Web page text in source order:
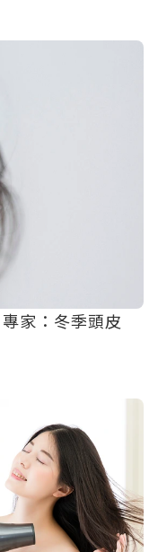
家：冬季頭皮